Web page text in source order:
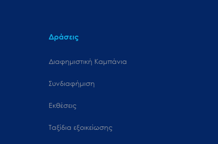
Δράσεις
Διαφημιστική Καμπάνια
Συνδιαφήμιση
Εκθέσεις
Ταξίδια εξοικείωσης